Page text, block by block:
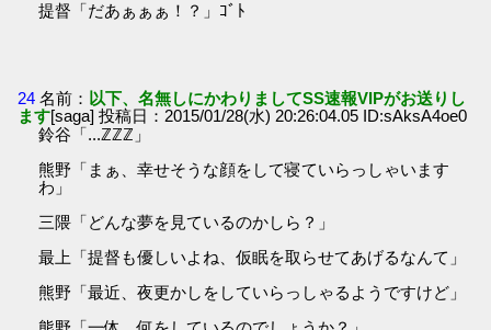
提督「だあぁぁぁ！？」ｺﾞﾄ
24 名前： 以下、名無しにかわりましてSS速報VIPがお送りし
ます[saga] 投稿日：2015/01/28(水) 20:26:04.05 ID:sAksA4oe0
鈴谷「...ℤℤℤ」
熊野「まぁ、幸せそうな顔をして寝ていらっしゃいます
わ」
三隈「どんな夢を見ているのかしら？」
最上「提督も優しいよね、仮眠を取らせてあげるなんて」
熊野「最近、夜更かしをしていらっしゃるようですけど」